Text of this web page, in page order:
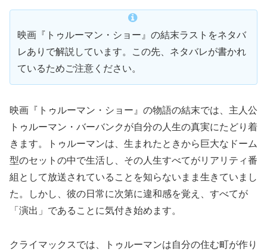
映画『トゥルーマン・ショー』の結末ラストをネタバ
レありで解説しています。この先、ネタバレが書かれ
ているためご注意ください。
映画『トゥルーマン・ショー』の物語の結末では、主人公
トゥルーマン・バーバンクが自分の人生の真実にたどり着
きます。トゥルーマンは、生まれたときから巨大なドーム
型のセットの中で生活し、その人生すべてがリアリティ番
組として放送されていることを知らないまま生きていまし
た。しかし、彼の日常に次第に違和感を覚え、すべてが
「演出」であることに気付き始めます。
クライマックスでは、トゥルーマンは自分の住む町が作り